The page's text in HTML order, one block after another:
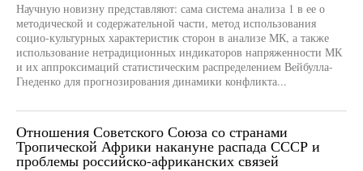
Научную новизну представляют: сама система анализа 1 в ее о
методической и содержательной части, метод использования
социо-культурных характеристик сторон в анализе МК, а также
использование нетрадиционных индикаторов напряженности МК
и их аппроксимаций статистическим распределением Вейбулла-
Гнеденко для прогнозирования динамики конфликта...
Отношения Советского Союза со странами
Тропической Африки накануне распада СССР и
проблемы российско-африканских связей